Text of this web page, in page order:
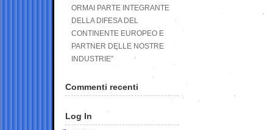
ORMAI PARTE INTEGRANTE
DELLA DIFESA DEL
CONTINENTE EUROPEO E
PARTNER DELLE NOSTRE
INDUSTRIE”
Commenti recenti
Log In